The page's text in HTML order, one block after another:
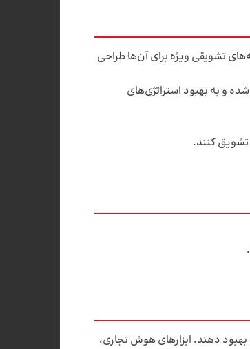
تشویقی ویژه برای آن‌ها طراحی
و به بهبود استراتژی‌های
تشویق کنند.
دهند. ابزارهای هوش تجاری،